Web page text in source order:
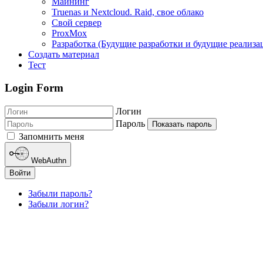
Truenas и Nextcloud. Raid, свое облако
Свой сервер
ProxMox
Разработка (Будущие разработки и будущие
Создать материал
Тест
Login Form
Логин
Пароль
Показать пароль
Запомнить меня
WebAuthn
Войти
Забыли пароль?
Забыли логин?